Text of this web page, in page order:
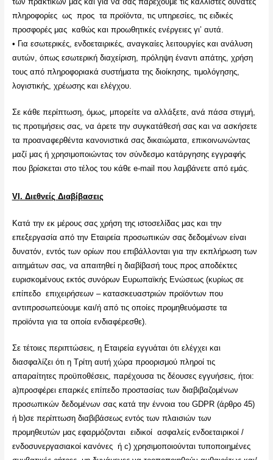
πληροφορίες ως προς τα προϊόντα, τις υπηρεσίες, τις ειδικές
προσφορές μας καθώς και προωθητικές ενέργειες γι’ αυτά.
• Για εσωτερικές, ενδοεταιρικές, αναγκαίες λειτουργίες και ανάλυση
αυτών, όπως εσωτερική διαχείριση, πρόληψη έναντι απάτης, χρήση
τους από πληροφοριακά συστήματα της διοίκησης, τιμολόγησης,
λογιστικής, χρέωσης και ελέγχου.
Σε κάθε περίπτωση, όμως, μπορείτε να αλλάξετε, ανά πάσα στιγμή,
τις προτιμήσεις σας, να άρετε την συγκατάθεσή σας και να ασκήσετε
τα προαναφερθέντα κανονιστικά σας δικαιώματα, επικοινωνώντας
μαζί μας ή χρησιμοποιώντας τον σύνδεσμο κατάργησης εγγραφής
που βρίσκεται στο τέλος του κάθε e-mail που λαμβάνετε από εμάς.
VI . Διεθνείς Διαβίβασεις
Κατά την εκ μέρους σας χρήση της ιστοσελίδας μας και την
επεξεργασία από την Εταιρεία προσωπικών σας δεδομένων είναι
δυνατόν, εντός των ορίων που επιβάλλονται για την εκπλήρωση των
αιτημάτων σας, να απαιτηθεί η διαβίβασή τους προς αποδέκτες
ευρισκομένους εκτός συνόρων Ευρωπαϊκής Ενώσεως (κυρίως σε
επίπεδο επιχειρήσεων – κατασκευαστριών προϊόντων που
αντιπροσωπεύουμε και/ή από τις οποίες προμηθευόμαστε τα
προϊόντα για τα οποία ενδιαφέρεσθε).
Σε τέτοιες περιπτώσεις, η Εταιρεία εγγυάται ότι ελέγχει και
διασφαλίζει ότι η Τρίτη αυτή χώρα προορισμού πληροί τις
απαραίτητες προϋποθέσεις, παρέχουσα τις δέουσες εγγυήσεις, ήτοι:
a)προσφέρει επαρκές επίπεδο προστασίας των διαβιβαζομένων
προσωπικών δεδομένων σας κατά την έννοια του GDPR (άρθρο 45)
ή b)σε περίπτωση διαβιβάσεως εντός των πλαισιών των
προμηθευτών μας εφαρμόζονται ειδικοί ασφαλείς ενδοεταιρικοί /
ενδοσυνεργασιακοί κανόνες ή c) χρησιμοποιούνται τυποποιημένες